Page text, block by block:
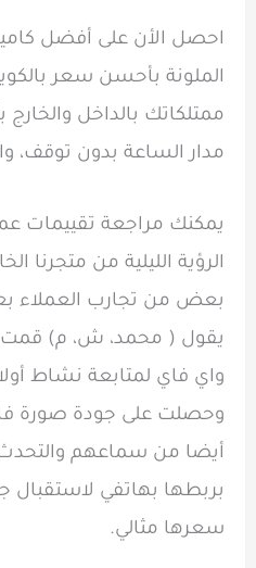
احصل الأن على أفضل
الملونة بأحسن سعر
ممتلكاتك بالداخل
مدار الساعة بدون توقف،
يمكنك مراجعة تقييمات
الرؤية الليلية من متجرنا
بعض من تجارب العملاء
يقول ( محمد، ش، م) قمت
واي فاي لمتابعة نشاط
وحصلت على جودة صورة
أيضا من سماعهم
بربطها بهاتفي لاستقبال
سعرها مثالي.